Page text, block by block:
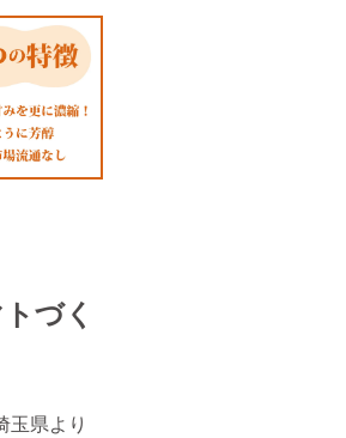
づく
玉県より